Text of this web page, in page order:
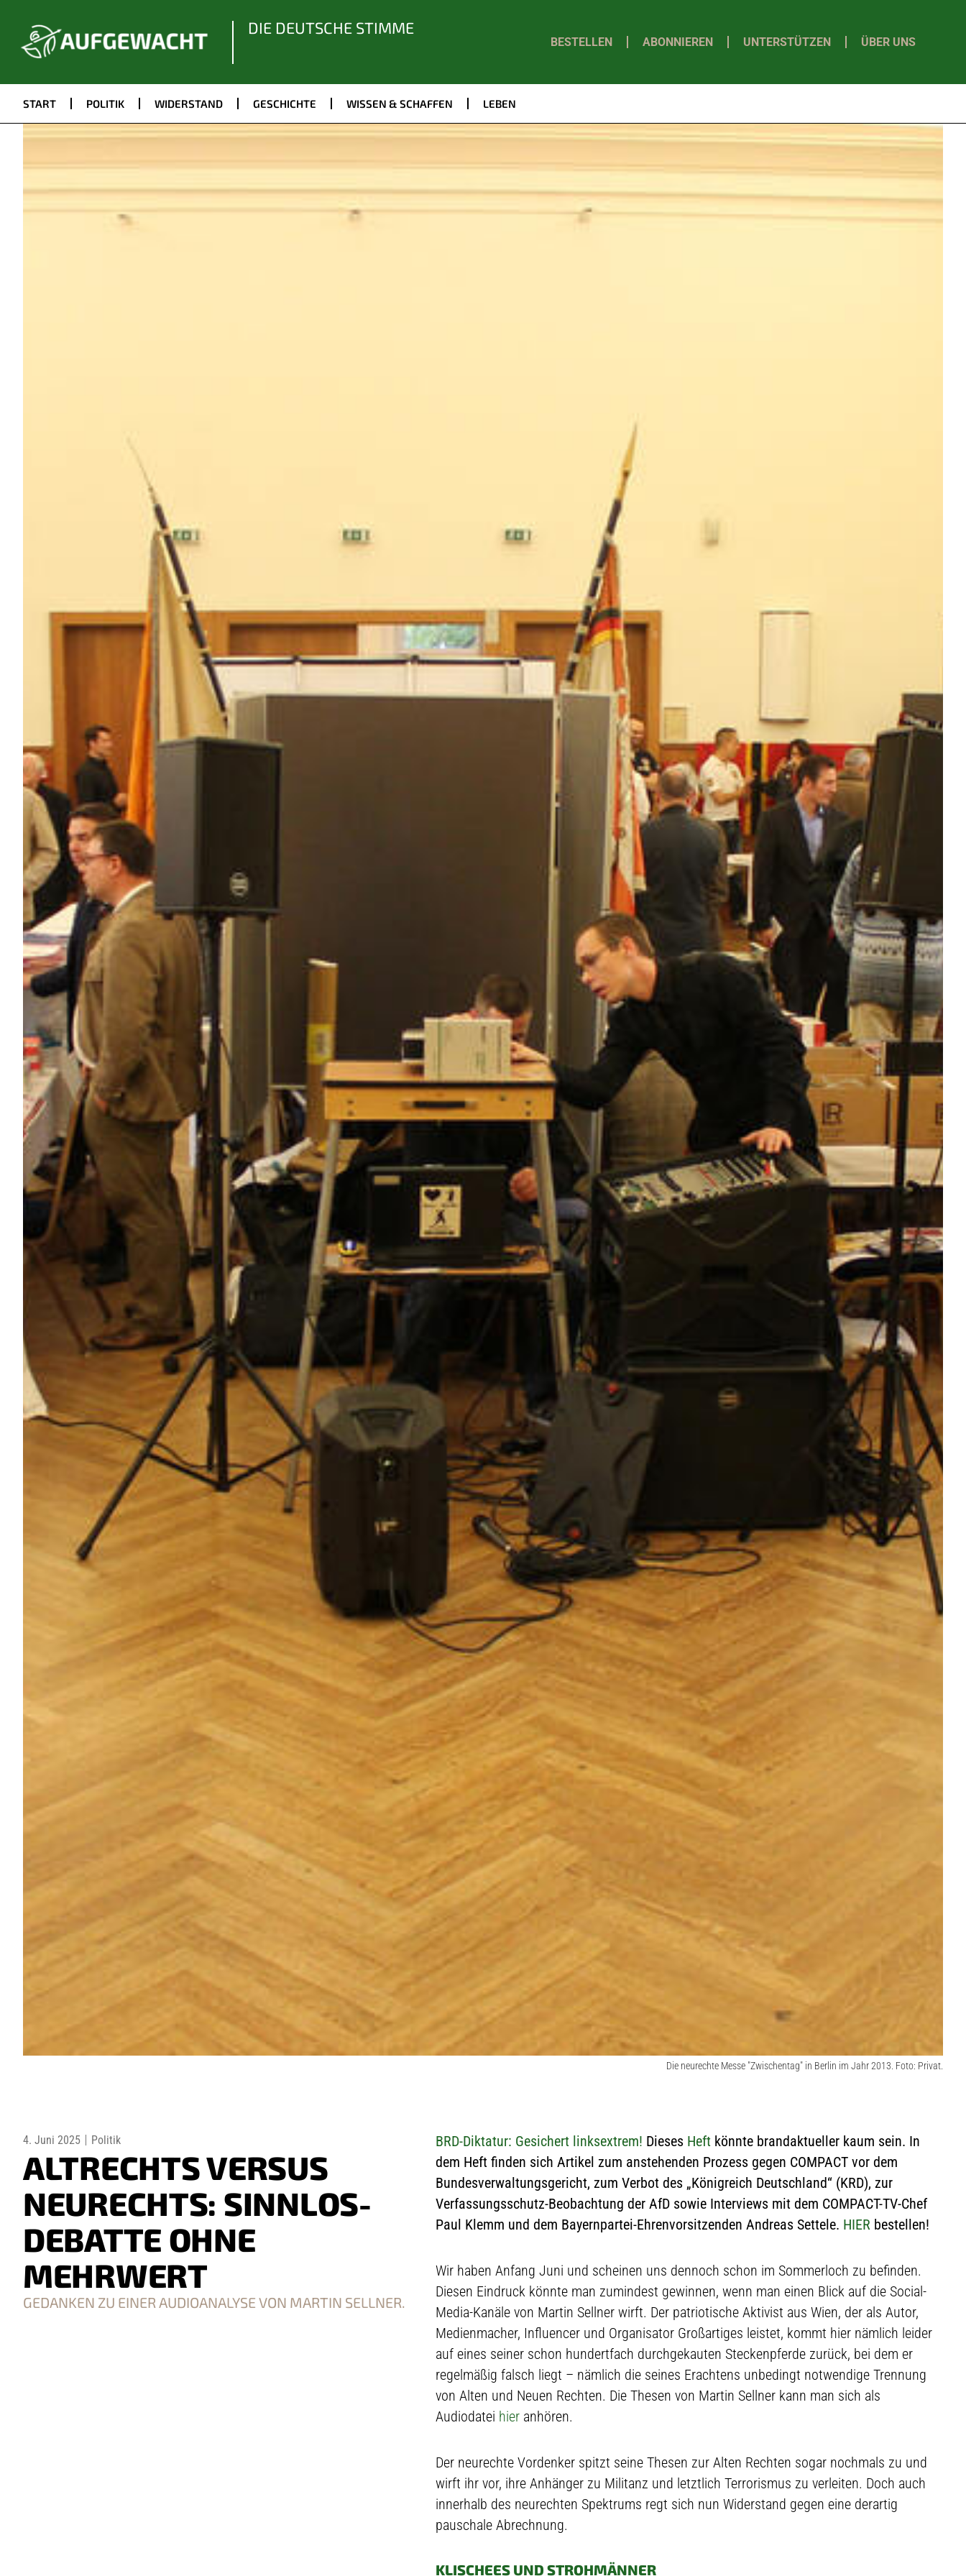
DIE DEUTSCHE STIMME
BESTELLEN ABONNIEREN UNTERSTÜTZEN ÜBER UNS
START POLITIK WIDERSTAND GESCHICHTE WISSEN & SCHAFFEN LEBEN
Die neurechte Messe "Zwischentag" in Berlin im Jahr 2013. Foto: Privat.
4. Juni 2025 Politik
ALTRECHTS VERSUS
NEURECHTS: SINNLOS-
DEBATTE OHNE
MEHRWERT
GEDANKEN ZU EINER AUDIOANALYSE VON MARTIN SELLNER.
BRD-Diktatur: Gesichert linksextrem! Dieses Heftkönnte brandaktueller kaum sein. In
dem Heft finden sich Artikel zum anstehenden Prozess gegen COMPACT vor dem
Bundesverwaltungsgericht, zum Verbot des „Königreich Deutschland“ (KRD), zur
Verfassungsschutz-Beobachtung der AfD sowie Interviews mit dem COMPACT-TV-Chef
Paul Klemm und dem Bayernpartei-Ehrenvorsitzenden Andreas Settele. HIERbestellen!
Wir haben Anfang Juni und scheinen uns dennoch schon im Sommerloch zu befinden.
Diesen Eindruck könnte man zumindest gewinnen, wenn man einen Blick auf die Social-
Media-Kanäle von Martin Sellner wirft. Der patriotische Aktivist aus Wien, der als Autor,
Medienmacher, Influencer und Organisator Großartiges leistet, kommt hier nämlich leider
auf eines seiner schon hundertfach durchgekauten Steckenpferde zurück, bei dem er
regelmäßig falsch liegt – nämlich die seines Erachtens unbedingt notwendige Trennung
von Alten und Neuen Rechten. Die Thesen von Martin Sellner kann man sich als
Audiodatei hieranhören.
Der neurechte Vordenker spitzt seine Thesen zur Alten Rechten sogar nochmals zu und
wirft ihr vor, ihre Anhänger zu Militanz und letztlich Terrorismus zu verleiten. Doch auch
innerhalb des neurechten Spektrums regt sich nun Widerstand gegen eine derartig
pauschale Abrechnung.
KLISCHEES UND STROHMÄNNER